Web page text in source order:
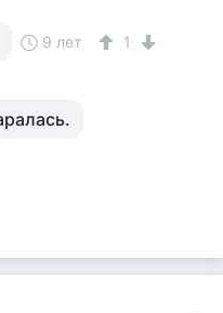
9 лет 1